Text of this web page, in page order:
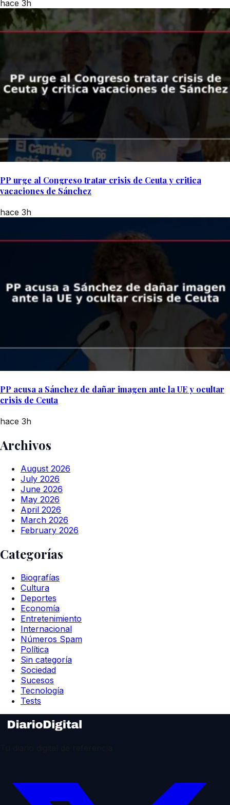
hace 3h
PP urge al Congreso tratar crisis de Ceuta y critica
vacaciones de Sánchez
hace 3h
PP acusa a Sánchez de dañar imagen ante la UE y ocultar
crisis de Ceuta
hace 3h
Archivos
August 2026
July 2026
June 2026
May 2026
April 2026
March 2026
February 2026
Categorías
Biografías
Cultura
Deportes
Economía
Entretenimiento
Internacional
Números Spam
Política
Sin categoría
Sociedad
Sucesos
Tecnología
Tests